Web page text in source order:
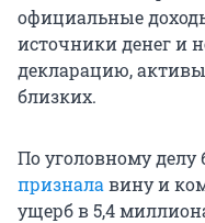
официальные
источники денег и
декларацию,
близких.
По уголовному
признала вину и
ущерб в5,4